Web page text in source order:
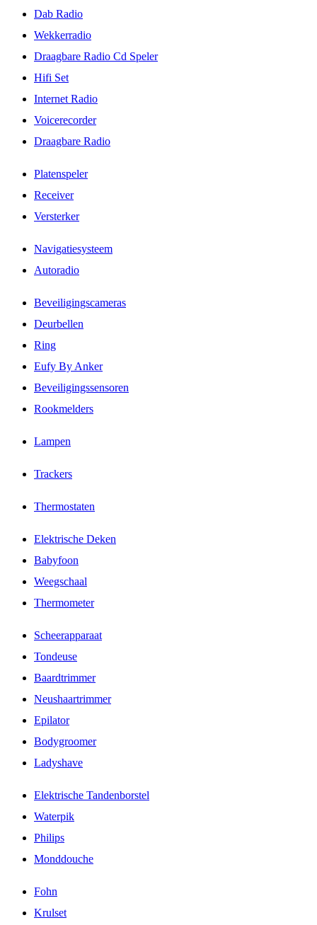
Dab Radio
Wekkerradio
Draagbare Radio Cd Speler
Hifi Set
Internet Radio
Voicerecorder
Draagbare Radio
Platenspeler
Receiver
Versterker
Navigatiesysteem
Autoradio
Beveiligingscameras
Deurbellen
Ring
Eufy By Anker
Beveiligingssensoren
Rookmelders
Lampen
Trackers
Thermostaten
Elektrische Deken
Babyfoon
Weegschaal
Thermometer
Scheerapparaat
Tondeuse
Baardtrimmer
Neushaartrimmer
Epilator
Bodygroomer
Ladyshave
Elektrische Tandenborstel
Waterpik
Philips
Monddouche
Fohn
Krulset